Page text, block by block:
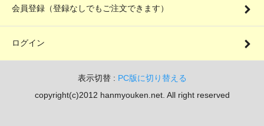
会員登録（登録なしでもご注文できます）
ログイン
表示切替 : PC版に切り替える
copyright(c)2012 hanmyouken.net. All right reserved